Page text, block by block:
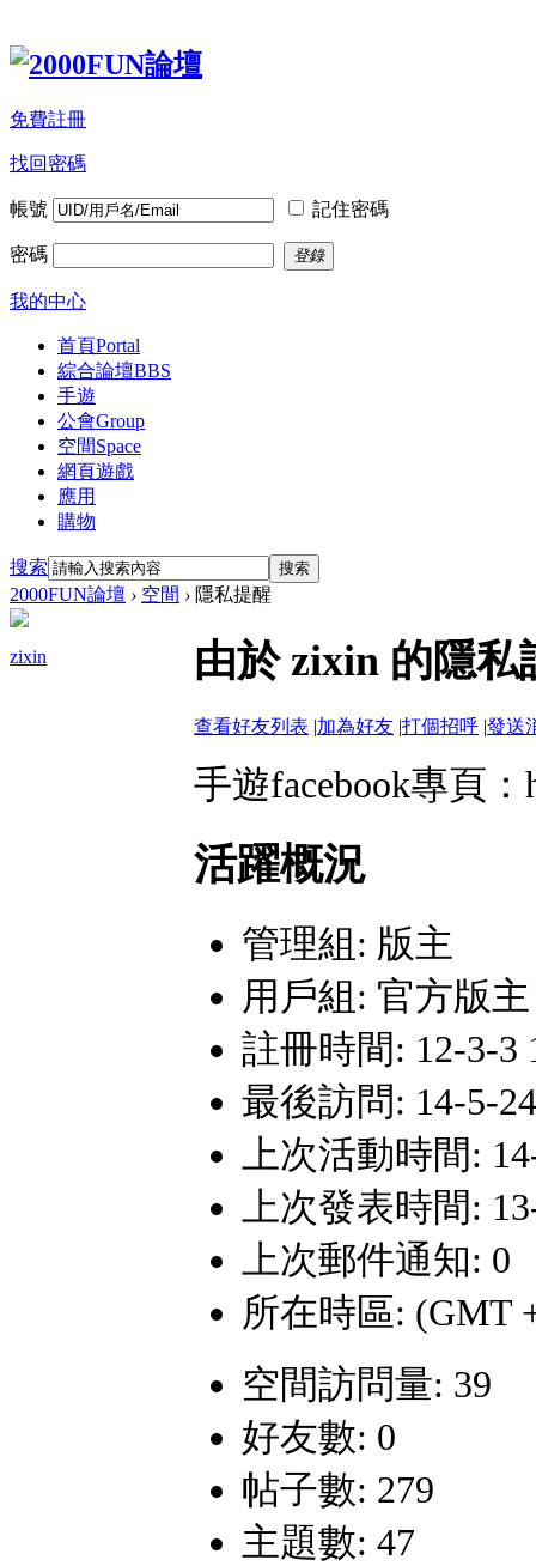
免費註冊
找回密碼
帳號 記住密碼
密碼 登錄
我的中心
首頁Portal
綜合論壇BBS
手遊
公會Group
空間Space
網頁遊戲
應用
購物
搜索 搜索
2000FUN論壇 › 空間 › 隱私提醒
zixin 由於 zixin 的隱
查看好友列表 |加為好友 |打個招呼 |發送
手遊facebook專頁：
活躍概況
管理組: 版主
用戶組: 官方版主
註冊時間: 12-3-3
最後訪問: 14-5-
上次活動時間:
上次發表時間:
上次郵件通知: 0
所在時區: (GMT
空間訪問量: 39
好友數: 0
帖子數: 279
主題數: 47